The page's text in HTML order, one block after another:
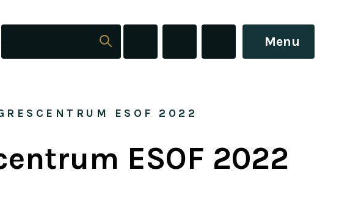
Menu
ESOF 2022
ESOF 2022